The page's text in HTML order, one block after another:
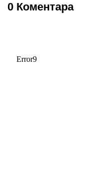
0 Коментара